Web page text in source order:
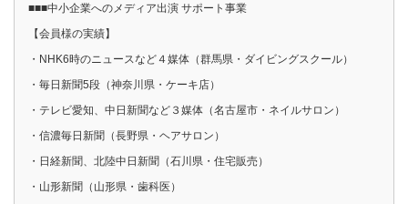
■■■中小企業へのメディア出演 サポート事業
【会員様の実績】
・NHK6時のニュースなど４媒体（群馬県・ダイビングスクール）
・毎日新聞5段（神奈川県・ケーキ店）
・テレビ愛知、中日新聞など３媒体（名古屋市・ネイルサロン）
・信濃毎日新聞（長野県・ヘアサロン）
・日経新聞、北陸中日新聞（石川県・住宅販売）
・山形新聞（山形県・歯科医）